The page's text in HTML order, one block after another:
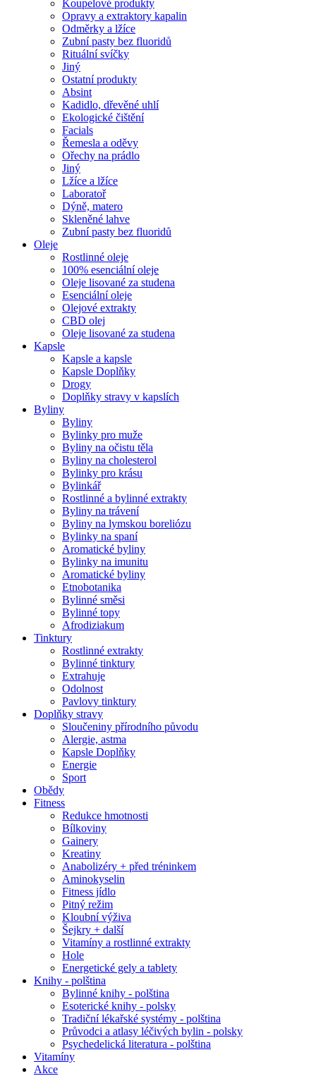
Koupelové produkty
Opravy a extraktory kapalin
Odměrky a lžíce
Zubní pasty bez fluoridů
Rituální svíčky
Jiný
Ostatní produkty
Absint
Kadidlo, dřevěné uhlí
Ekologické čištění
Facials
Řemesla a oděvy
Ořechy na prádlo
Jiný
Lžíce a lžíce
Laboratoř
Dýně, matero
Skleněné lahve
Zubní pasty bez fluoridů
Oleje
Rostlinné oleje
100% esenciální oleje
Oleje lisované za studena
Esenciální oleje
Olejové extrakty
CBD olej
Oleje lisované za studena
Kapsle
Kapsle a kapsle
Kapsle Doplňky
Drogy
Doplňky stravy v kapslích
Byliny
Byliny
Bylinky pro muže
Byliny na očistu těla
Byliny na cholesterol
Bylinky pro krásu
Bylinkář
Rostlinné a bylinné extrakty
Byliny na trávení
Byliny na lymskou boreliózu
Bylinky na spaní
Aromatické byliny
Bylinky na imunitu
Aromatické byliny
Etnobotanika
Bylinné směsi
Bylinné topy
Afrodiziakum
Tinktury
Rostlinné extrakty
Bylinné tinktury
Extrahuje
Odolnost
Pavlovy tinktury
Doplňky stravy
Sloučeniny přírodního původu
Alergie, astma
Kapsle Doplňky
Energie
Sport
Obědy
Fitness
Redukce hmotnosti
Bílkoviny
Gainery
Kreatiny
Anabolizéry + před tréninkem
Aminokyselin
Fitness jídlo
Pitný režim
Kloubní výživa
Šejkry + další
Vitamíny a rostlinné extrakty
Hole
Energetické gely a tablety
Knihy - polština
Bylinné knihy - polština
Esoterické knihy - polsky
Tradiční lékařské systémy - polština
Průvodci a atlasy léčivých bylin - polsky
Psychedelická literatura - polština
Vitamíny
Akce